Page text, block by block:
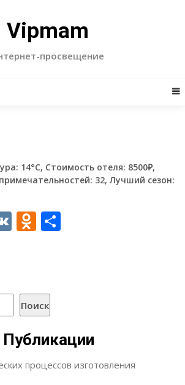
Vipmam
просвещение
14°C, Стоимость отеля: 8500₽,
32, Лучший сезон:
VKOdnoklassniki
Отправить
Поиск
процессов изготовления